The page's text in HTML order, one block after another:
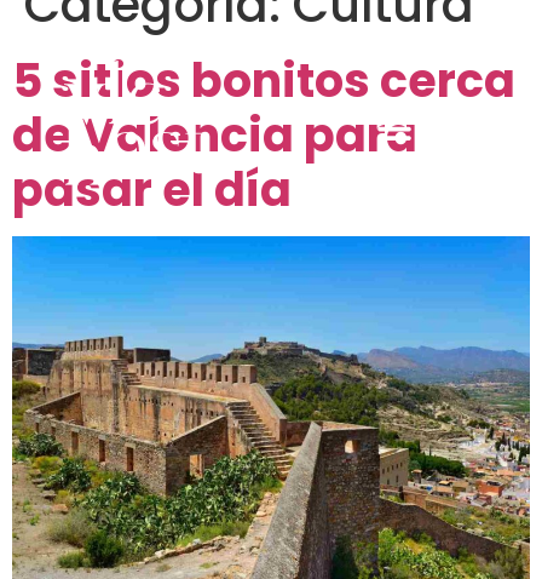
5 sitios bonitos cerca
de Valencia para
pasar el día